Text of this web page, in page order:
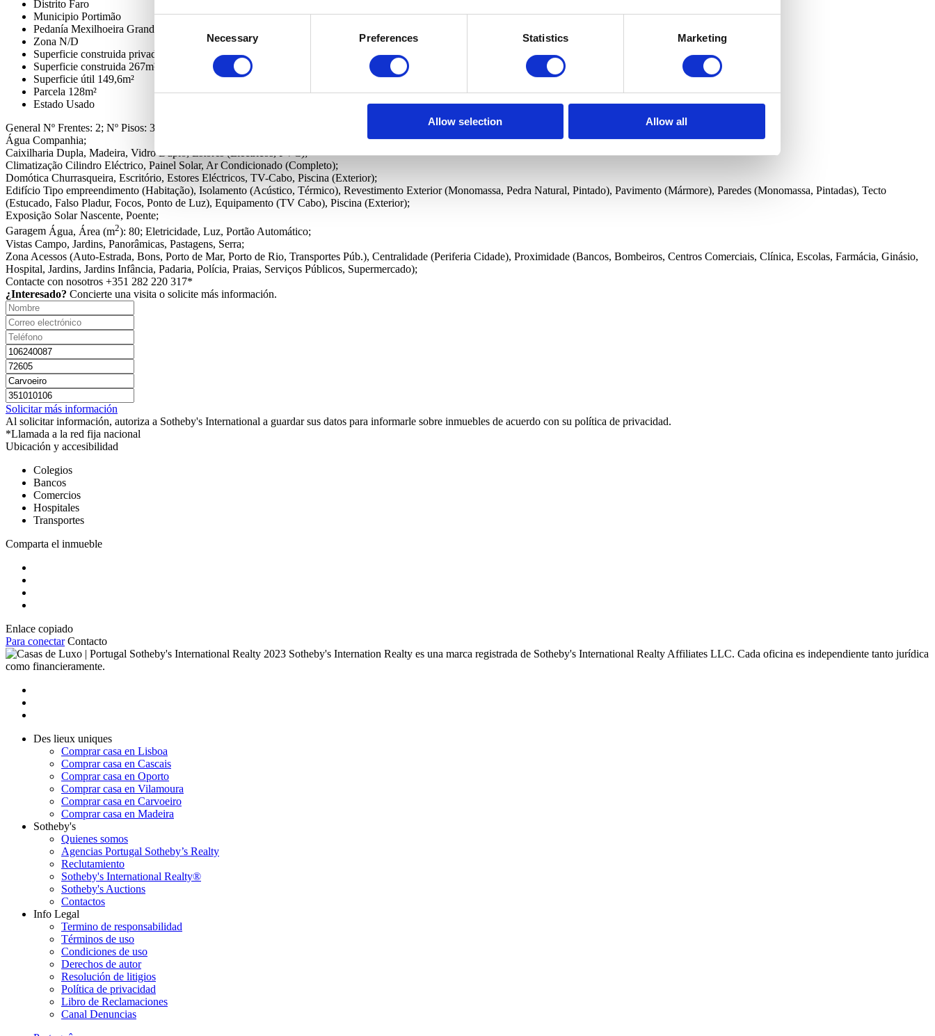
Necessary Preferences Statistics Marketing
Allow selection Allow all
Distrito Faro
Municipio Portimão
Pedanía Mexilhoeira Grande
Zona N/D
Superficie construida privada
Superficie construida 267m²
Superficie útil 149,6m²
Parcela 128m²
Estado Usado
General Nº Frentes: 2; Nº Pisos: 3;
Água Companhia;
Caixilharia Dupla, Madeira, Vidro Duplo, Estores (Eléctricos, PVC);
Climatização Cilindro Eléctrico, Painel Solar, Ar Condicionado (Completo);
Domótica Churrasqueira, Escritório, Estores Eléctricos, TV-Cabo, Piscina (Exterior);
Edifício Tipo empreendimento (Habitação), Isolamento (Acústico, Térmico), Revestimento Exterior (Monomassa, Pedra Natural, Pintado), Pavimento (Mármore), Paredes (Monomassa, Pintadas), Tecto
(Estucado, Falso Pladur, Focos, Ponto de Luz), Equipamento (TV Cabo), Piscina (Exterior);
Exposição Solar Nascente, Poente;
Garagem Água, Área (m2): 80; Eletricidade, Luz, Portão Automático;
Vistas Campo, Jardins, Panorâmicas, Pastagens, Serra;
Zona Acessos (Auto-Estrada, Bons, Porto de Mar, Porto de Rio, Transportes Púb.), Centralidade (Periferia Cidade), Proximidade (Bancos, Bombeiros, Centros Comerciais, Clínica, Escolas, Farmácia, Ginásio,
Hospital, Jardins, Jardins Infância, Padaria, Polícia, Praias, Serviços Públicos, Supermercado);
Contacte con nosotros +351 282 220 317*
¿Interesado? Concierte una visita o solicite más información.
Solicitar más información
Al solicitar información, autoriza a Sotheby's International a guardar sus datos para informarle sobre inmuebles de acuerdo con su política de privacidad.
*Llamada a la red fija nacional
Ubicación y accesibilidad
Colegios
Bancos
Comercios
Hospitales
Transportes
Comparta el inmueble
Enlace copiado
Para conectar Contacto
2023 Sotheby's Internation Realty es una marca registrada de Sotheby's International Realty Affiliates LLC. Cada oficina es independiente tanto jurídica
como financieramente.
Des lieux uniques
Comprar casa en Lisboa
Comprar casa en Cascais
Comprar casa en Oporto
Comprar casa en Vilamoura
Comprar casa en Carvoeiro
Comprar casa en Madeira
Sotheby's
Quienes somos
Agencias Portugal Sotheby’s Realty
Reclutamiento
Sotheby's International Realty®
Sotheby's Auctions
Contactos
Info Legal
Termino de responsabilidad
Términos de uso
Condiciones de uso
Derechos de autor
Resolución de litigios
Política de privacidad
Libro de Reclamaciones
Canal Denuncias